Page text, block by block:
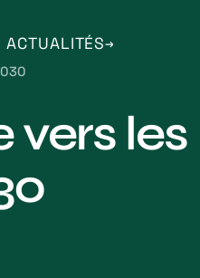
ACTUALITÉS
vers les